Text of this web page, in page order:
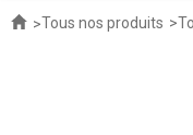
Tous nos produits